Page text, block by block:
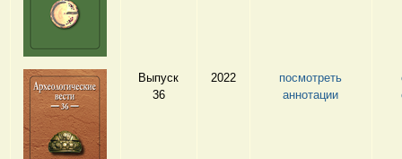
Выпуск
36
2022
посмотреть
аннотации